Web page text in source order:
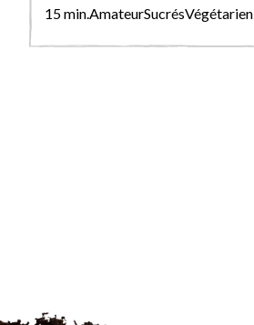
15 min. AmateurSucrésVégétarien